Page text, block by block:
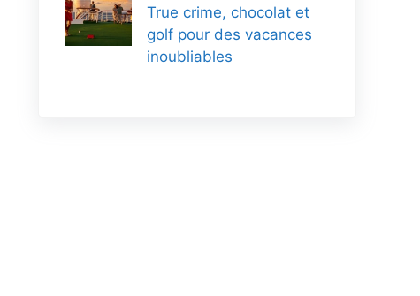
True crime, chocolat et
golf pour des vacances
inoubliables